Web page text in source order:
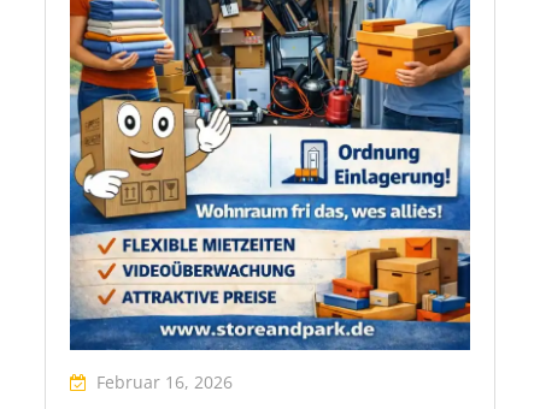
Februar 16, 2026